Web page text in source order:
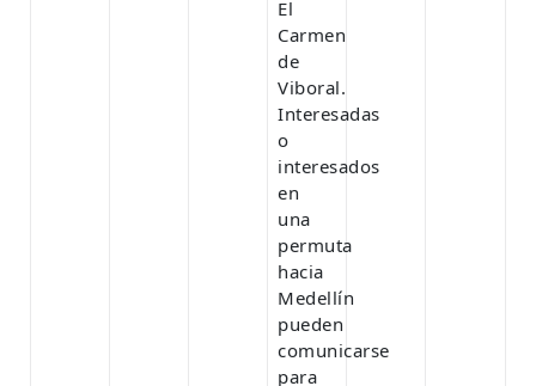
El
Carmen
de
Viboral.
Interesadas
o
interesados
en
una
permuta
hacia
Medellín
pueden
comunicarse
para